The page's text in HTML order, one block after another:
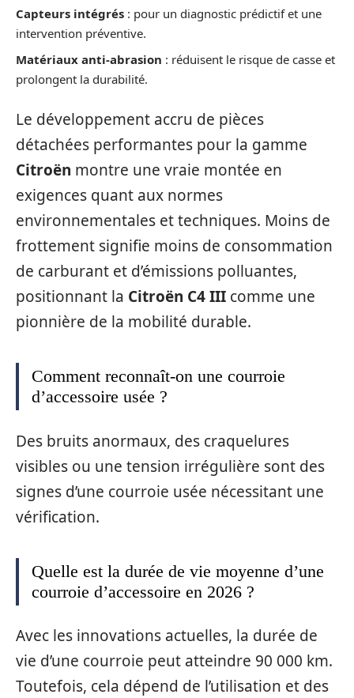
Capteurs intégrés : pour un diagnostic prédictif et une
intervention préventive.
Matériaux anti-abrasion : réduisent le risque de casse et
prolongent la durabilité.
Le développement accru de pièces
détachées performantes pour la gamme
Citroën montre une vraie montée en
exigences quant aux normes
environnementales et techniques. Moins de
frottement signifie moins de consommation
de carburant et d’émissions polluantes,
positionnant la Citroën C4 III comme une
pionnière de la mobilité durable.
Comment reconnaît-on une courroie
d’accessoire usée ?
Des bruits anormaux, des craquelures
visibles ou une tension irrégulière sont des
signes d’une courroie usée nécessitant une
vérification.
Quelle est la durée de vie moyenne d’une
courroie d’accessoire en 2026 ?
Avec les innovations actuelles, la durée de
vie d’une courroie peut atteindre 90 000 km.
Toutefois, cela dépend de l’utilisation et des